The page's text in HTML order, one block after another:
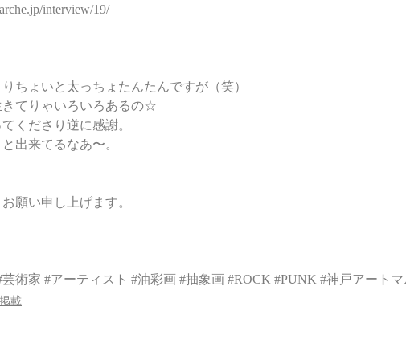
interview/19/
ちょいと太っちょたんたんですが（笑）
きてりゃいろいろあるの☆
くださり逆に感謝。
出来てるなあ〜。
願い申し上げます。
芸術家 #アーティスト #油彩画 #抽象画 #ROCK #PUNK #神戸アートマ
載